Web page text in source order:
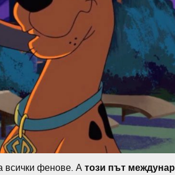
всички фенове. Атози път